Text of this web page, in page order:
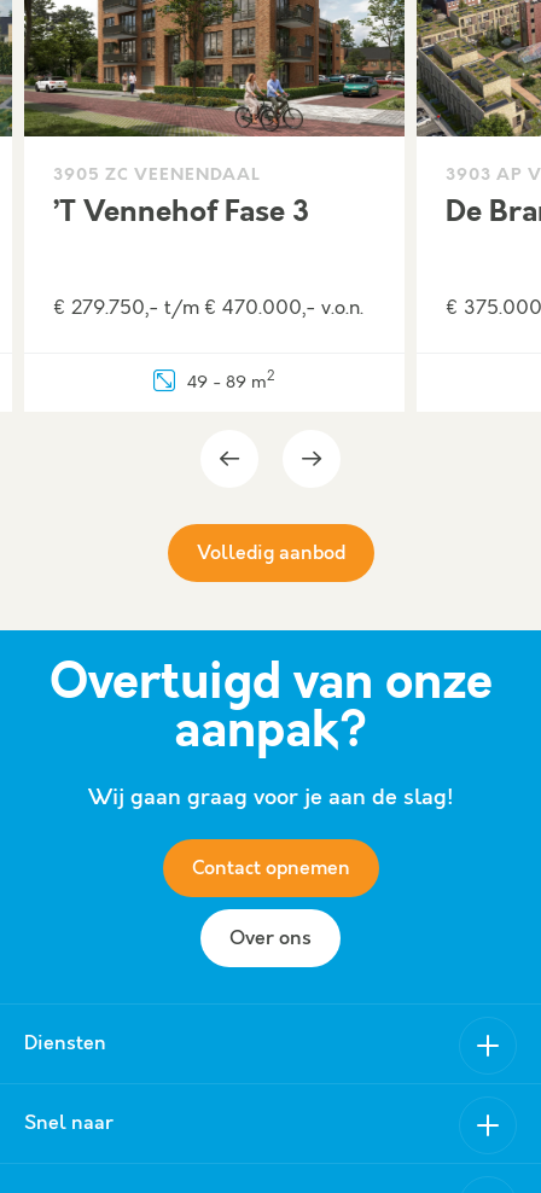
3905 ZC VEENENDAAL
’t Vennehof Fase 3
€ 279.750,- t/m € 470.000,- v.o.n.
49 - 89 m2
3903 AP
De
€
Volledig aanbod
Overtuigd van onze
aanpak?
Wij gaan graag voor je aan de slag!
Contact opnemen
Over ons
Diensten
Aankoop
Snel naar